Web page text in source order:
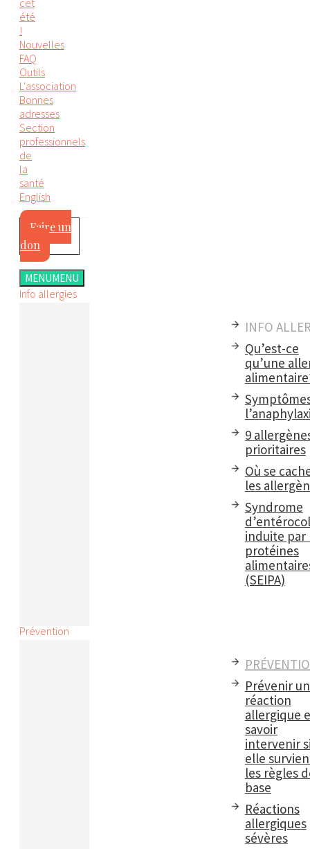
cet
été
!
Nouvelles
FAQ
Outils
L'association
Bonnes
adresses
Section
professionnels
de
la
santé
English
Faire un
don
MENUMENU
Info allergies
INFO
Qu’est-ce
qu’une
9
prioritaires
Où se
les
Syndrome
induite par
protéines
(SEIPA)
Prévention
Prévenir
réaction
allergique
savoir
intervenir
elle
les règles
base
Réactions
allergiques
sévères